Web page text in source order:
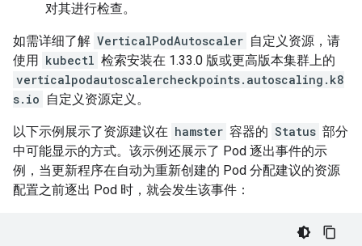
对其进行检查。
如需详细了解 VerticalPodAutoscaler 自定义资源，请
使用 kubectl 检索安装在 1.33.0 版或更高版本集群上的
verticalpodautoscalercheckpoints.autoscaling.k8
s.io 自定义资源定义。
以下示例展示了资源建议在 hamster 容器的 Status 部分
中可能显示的方式。该示例还展示了 Pod 逐出事件的示
例，当更新程序在自动为重新创建的 Pod 分配建议的资源
配置之前逐出 Pod 时，就会发生该事件：